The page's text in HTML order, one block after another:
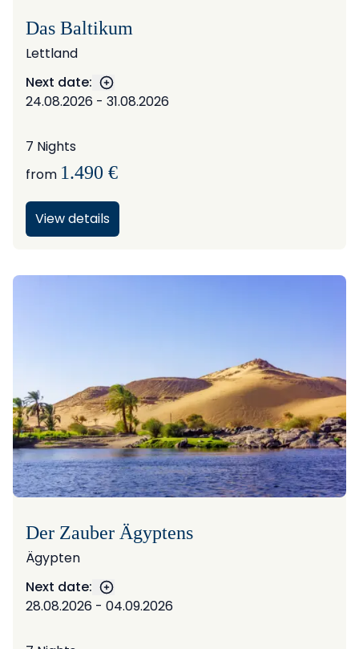
Das Baltikum
Lettland
Next date:
Show more dates
24.08.2026 - 31.08.2026
7 Nights
from 1.490 €
View details
Der Zauber Ägyptens
Ägypten
Next date:
Show more dates
28.08.2026 - 04.09.2026